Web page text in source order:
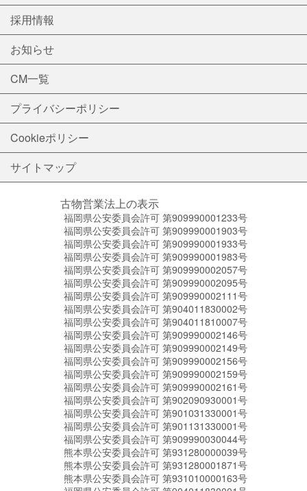
採用情報
お知らせ
CM一覧
プライバシーポリシー
Cookieポリシー
サイトマップ
古物営業法上の表示
福岡県公安委員会許可 第909990001233号
福岡県公安委員会許可 第909990001903号
福岡県公安委員会許可 第909990001933号
福岡県公安委員会許可 第909990001983号
福岡県公安委員会許可 第909990002057号
福岡県公安委員会許可 第909990002095号
福岡県公安委員会許可 第909990002111号
福岡県公安委員会許可 第904011830002号
福岡県公安委員会許可 第904011810007号
福岡県公安委員会許可 第909990002146号
福岡県公安委員会許可 第909990002149号
福岡県公安委員会許可 第909990002156号
福岡県公安委員会許可 第909990002159号
福岡県公安委員会許可 第909990002161号
福岡県公安委員会許可 第902090930001号
福岡県公安委員会許可 第901031330001号
福岡県公安委員会許可 第901131330001号
福岡県公安委員会許可 第909990030044号
熊本県公安委員会許可 第931280000039号
熊本県公安委員会許可 第931280001871号
熊本県公安委員会許可 第931010000163号